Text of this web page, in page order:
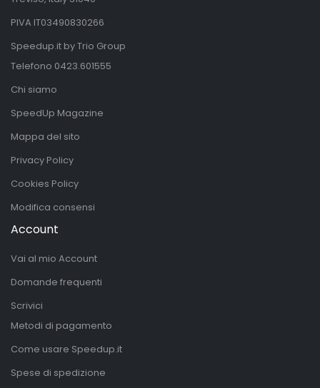
PIVA IT03490830266
Speedup.it by Trio Group
Telefono 0423.601555
Chi siamo
SpeedUp Magazine
Mappa del sito
Privacy Policy
Cookies Policy
Modifica consensi
Account
Vai al mio Account
Domande frequenti
Scrivici
Metodi di pagamento
Come usare Speedup.it
Spese di spedizione